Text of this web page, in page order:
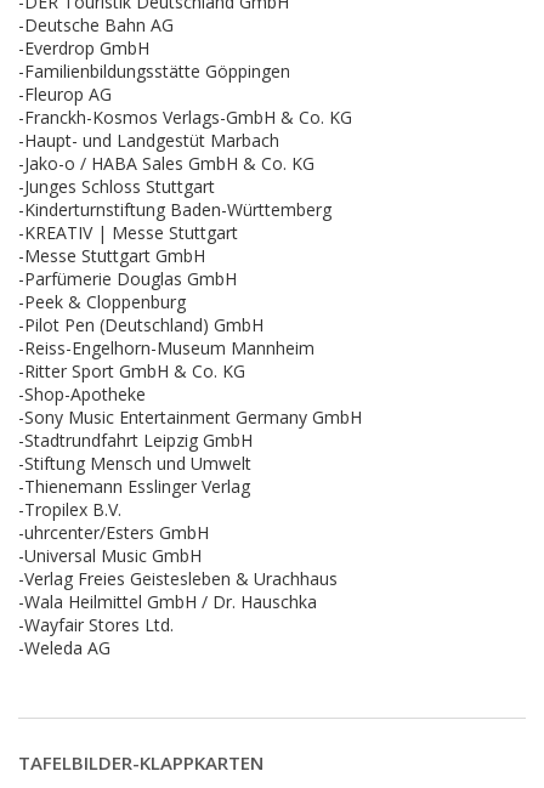
-Deutsche Bahn AG
-Everdrop GmbH
-Familienbildungsstätte Göppingen
-Fleurop AG
-Franckh-Kosmos Verlags-GmbH & Co. KG
-Haupt- und Landgestüt Marbach
-Jako-o / HABA Sales GmbH & Co. KG
-Junges Schloss Stuttgart
-Kinderturnstiftung Baden-Württemberg
-KREATIV | Messe Stuttgart
-Messe Stuttgart GmbH
-Parfümerie Douglas GmbH
-Peek & Cloppenburg
-Pilot Pen (Deutschland) GmbH
-Reiss-Engelhorn-Museum Mannheim
-Ritter Sport GmbH & Co. KG
-Shop-Apotheke
-Sony Music Entertainment Germany GmbH
-Stadtrundfahrt Leipzig GmbH
-Stiftung Mensch und Umwelt
-Thienemann Esslinger Verlag
-Tropilex B.V.
-uhrcenter/Esters GmbH
-Universal Music GmbH
-Verlag Freies Geistesleben & Urachhaus
-Wala Heilmittel GmbH / Dr. Hauschka
-Wayfair Stores Ltd.
-Weleda AG
TAFELBILDER-KLAPPKARTEN